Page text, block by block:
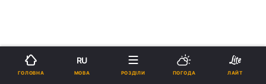
ГОЛОВНА
RU
МОВА РОЗДІЛИ ПОГОДА ЛАЙТ